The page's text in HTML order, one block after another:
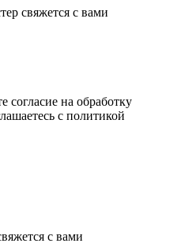
свяжется с вами
согласие на обработку
c политикой
с вами